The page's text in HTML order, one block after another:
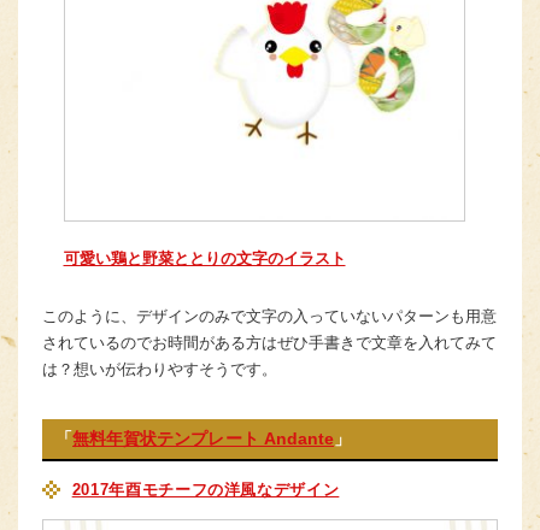
可愛い鶏と野菜ととりの文字のイラスト
このように、デザインのみで文字の入っていないパターンも用意
されているのでお時間がある方はぜひ手書きで文章を入れてみて
は？想いが伝わりやすそうです。
「無料年賀状テンプレート Andante 」
2017年酉モチーフの洋風なデザイン